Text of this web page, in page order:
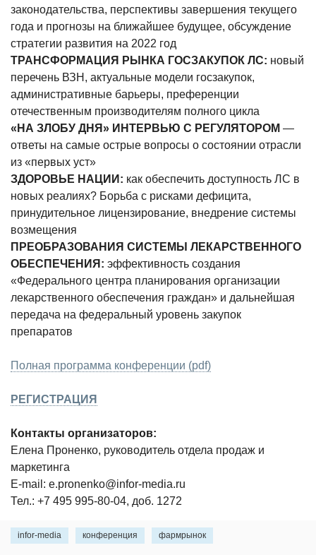
законодательства, перспективы завершения текущего
года и прогнозы на ближайшее будущее, обсуждение
стратегии развития на 2022 год
ТРАНСФОРМАЦИЯ РЫНКА ГОСЗАКУПОК ЛС: новый
перечень ВЗН, актуальные модели госзакупок,
административные барьеры, преференции
отечественным производителям полного цикла
«НА ЗЛОБУ ДНЯ» ИНТЕРВЬЮ С РЕГУЛЯТОРОМ —
ответы на самые острые вопросы о состоянии отрасли
из «первых уст»
ЗДОРОВЬЕ НАЦИИ: как обеспечить доступность ЛС в
новых реалиях? Борьба с рисками дефицита,
принудительное лицензирование, внедрение системы
возмещения
ПРЕОБРАЗОВАНИЯ СИСТЕМЫ ЛЕКАРСТВЕННОГО
ОБЕСПЕЧЕНИЯ: эффективность создания
«Федерального центра планирования организации
лекарственного обеспечения граждан» и дальнейшая
передача на федеральный уровень закупок
препаратов
Полная программа конференции (pdf)
РЕГИСТРАЦИЯ
Контакты организаторов:
Елена Проненко, руководитель отдела продаж и
маркетинга
E-mail: e.pronenko@infor-media.ru
Тел.: +7 495 995-80-04, доб. 1272
infor-media конференция фармрынок